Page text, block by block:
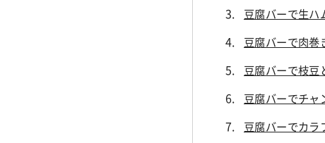
豆腐バーで生ハ
豆腐バーで肉巻
豆腐バーで枝豆
豆腐バーでチャ
豆腐バーでカラ